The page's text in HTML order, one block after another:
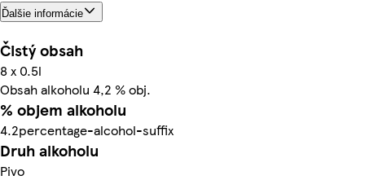
Ďalšie informácie
Čistý obsah
8 x 0.5l
Obsah alkoholu 4,2 % obj.
% objem alkoholu
4.2percentage-alcohol-suffix
Druh alkoholu
Pivo